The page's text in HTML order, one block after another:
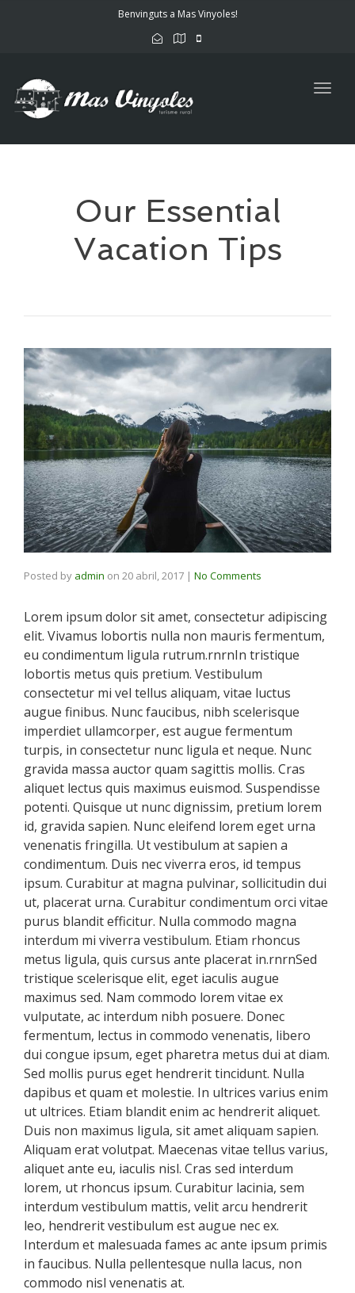
Benvinguts a Mas Vinyoles!
Our Essential
Vacation Tips
Posted by admin on 20 abril, 2017 | No Comments
Lorem ipsum dolor sit amet, consectetur adipiscing
elit. Vivamus lobortis nulla non mauris fermentum,
eu condimentum ligula rutrum.rnrnIn tristique
lobortis metus quis pretium. Vestibulum
consectetur mi vel tellus aliquam, vitae luctus
augue finibus. Nunc faucibus, nibh scelerisque
imperdiet ullamcorper, est augue fermentum
turpis, in consectetur nunc ligula et neque. Nunc
gravida massa auctor quam sagittis mollis. Cras
aliquet lectus quis maximus euismod. Suspendisse
potenti. Quisque ut nunc dignissim, pretium lorem
id, gravida sapien. Nunc eleifend lorem eget urna
venenatis fringilla. Ut vestibulum at sapien a
condimentum. Duis nec viverra eros, id tempus
ipsum. Curabitur at magna pulvinar, sollicitudin dui
ut, placerat urna. Curabitur condimentum orci vitae
purus blandit efficitur. Nulla commodo magna
interdum mi viverra vestibulum. Etiam rhoncus
metus ligula, quis cursus ante placerat in.rnrnSed
tristique scelerisque elit, eget iaculis augue
maximus sed. Nam commodo lorem vitae ex
vulputate, ac interdum nibh posuere. Donec
fermentum, lectus in commodo venenatis, libero
dui congue ipsum, eget pharetra metus dui at diam.
Sed mollis purus eget hendrerit tincidunt. Nulla
dapibus et quam et molestie. In ultrices varius enim
ut ultrices. Etiam blandit enim ac hendrerit aliquet.
Duis non maximus ligula, sit amet aliquam sapien.
Aliquam erat volutpat. Maecenas vitae tellus varius,
aliquet ante eu, iaculis nisl. Cras sed interdum
lorem, ut rhoncus ipsum. Curabitur lacinia, sem
interdum vestibulum mattis, velit arcu hendrerit
leo, hendrerit vestibulum est augue nec ex.
Interdum et malesuada fames ac ante ipsum primis
in faucibus. Nulla pellentesque nulla lacus, non
commodo nisl venenatis at.